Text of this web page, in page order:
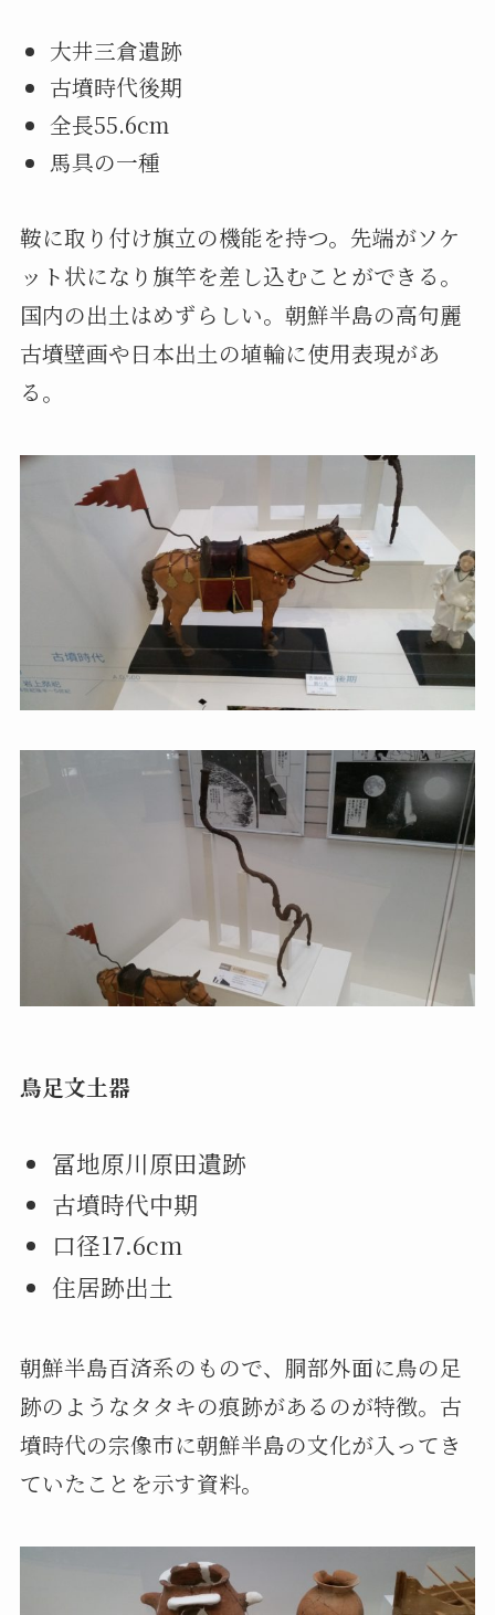
大井三倉遺跡
古墳時代後期
全長55.6cm
馬具の一種
鞍に取り付け旗立の機能を持つ。先端がソケ
ット状になり旗竿を差し込むことができる。
国内の出土はめずらしい。朝鮮半島の高句麗
古墳壁画や日本出土の埴輪に使用表現があ
る。
鳥足文土器
冨地原川原田遺跡
古墳時代中期
口径17.6cm
住居跡出土
朝鮮半島百済系のもので、胴部外面に鳥の足
跡のようなタタキの痕跡があるのが特徴。古
墳時代の宗像市に朝鮮半島の文化が入ってき
ていたことを示す資料。